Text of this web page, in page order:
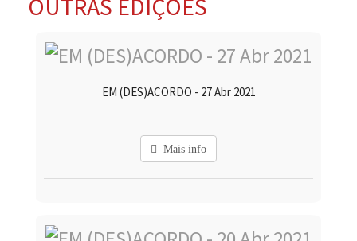
OUTRAS EDIÇÕES
EM (DES)ACORDO - 27 Abr 2021
Mais info